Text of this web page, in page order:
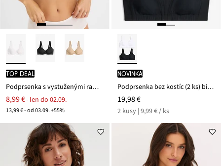
TOP DEAL
Podprsenka s vystuženými ramienkami
8,99 €- len do 02.09.
13,99 € - od 03.09. +55%
novinka
Podprsenka bez kostíc (2 ks) bio bavlna
19,98 €
2 kusy | 9,99 € / ks